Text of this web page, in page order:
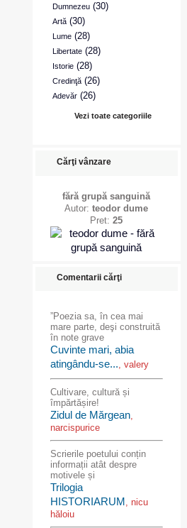
Dumnezeu(30)
Artă(30)
Lume(28)
Libertate(28)
Istorie(28)
Credinţă(26)
Adevăr(26)
Vezi toate categoriile
Cărţi vânzare
fără grupă sanguină
Autor: teodor dume
Pret: 25
Comentarii cărţi
”Poezia sa, în cea mai
mare parte, deşi construită
în note grave
Cuvinte mari, abia
atingându-se..., valery
Cultivare, cultură și
împărtășire!
Zidul de Mărgean,
narcispurice
Scrierile poetului conțin
informații atât despre
motivele și
Trilogia
HISTORIARUM, nicu
hăloiu